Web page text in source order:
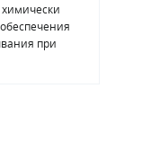
при